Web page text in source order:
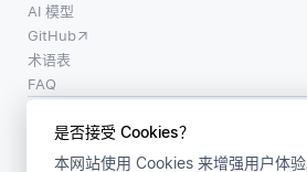
是否接受 Cookies？
本网站使用 Cookies 来增强用户体验
AI 模型
GitHub
术语表
FAQ
使用条款
LF AI、LF AI & Data、Milvus，以及相关的开
Foundation 所有商标
版权所有 ©2026 上海赜睿信息科技有限公司保